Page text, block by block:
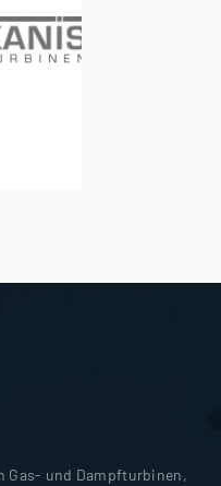
Gas- und Dampfturbinen,